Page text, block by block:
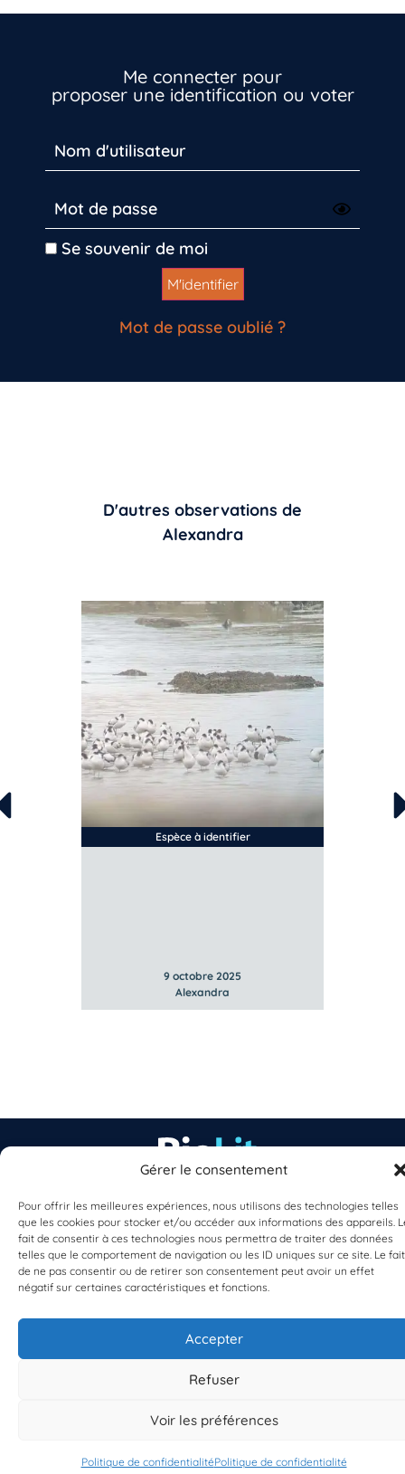
Gérer le consentement
Pour offrir les meilleures expériences, nous utilisons des technologies telles
que les cookies pour stocker et/ou accéder aux informations des appareils.
fait de consentir à ces technologies nous permettra de traiter des données
telles que le comportement de navigation ou les ID uniques sur ce site. Le fait
de ne pas consentir ou de retirer son consentement peut avoir un effet
négatif sur certaines caractéristiques et fonctions.
Accepter
Refuser
Voir les préférences
Politique de confidentialitéPolitique de confidentialité
Me connecter pour
proposer une identification ou voter
Se souvenir de moi
Mot de passe oublié ?
D'autres observations de
Alexandra
Espèce à identifier
9 octobre 2025
Alexandra
EST UN PROGRAMME DE
S'INSCRIRE À LA NEWSLETTER
PLANÈTE MER
Inscrivez-vous dès maintenant